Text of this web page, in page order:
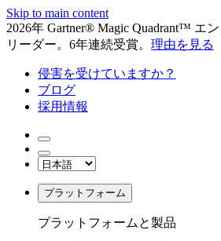
Skip to main content
2026年 Gartner® Magic Quadrant™ エ
リーダー。6年連続受賞。 理由を見る
侵害を受けていますか？
ブログ
採用情報
プラットフォーム
プラットフォームと製品